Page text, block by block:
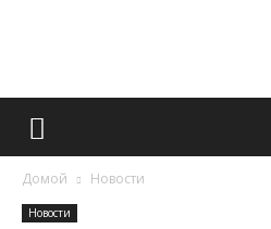
Домой Новости
Новости